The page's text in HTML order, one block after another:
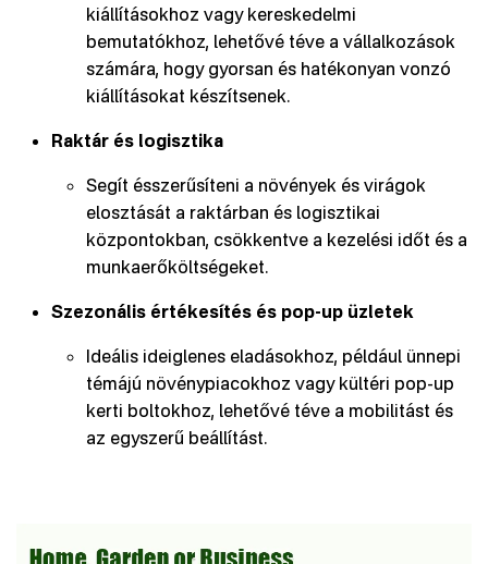
kiállításokhoz vagy kereskedelmi
bemutatókhoz, lehetővé téve a vállalkozások
számára, hogy gyorsan és hatékonyan vonzó
kiállításokat készítsenek.
Raktár és logisztika
Segít ésszerűsíteni a növények és virágok
elosztását a raktárban és logisztikai
központokban, csökkentve a kezelési időt és a
munkaerőköltségeket.
Szezonális értékesítés és pop-up üzletek
Ideális ideiglenes eladásokhoz, például ünnepi
témájú növénypiacokhoz vagy kültéri pop-up
kerti boltokhoz, lehetővé téve a mobilitást és
az egyszerű beállítást.